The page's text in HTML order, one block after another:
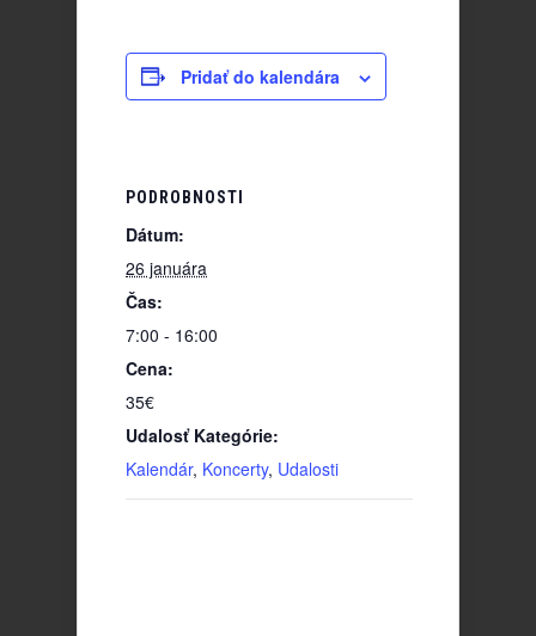
Pridať do kalendára
PODROBNOSTI
Dátum:
26 januára
Čas:
7:00 - 16:00
Cena:
35€
Udalosť Kategórie:
Kalendár, Koncerty, Udalosti